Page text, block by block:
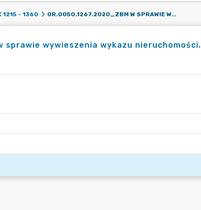
1215 - 1360 OR.0050.1267.2020_ZBM W SPRAWIE WYWIESZENIA WYKAZU NIERUCHOMOŚCI.
sprawie wywieszenia wykazu nieruchomości.